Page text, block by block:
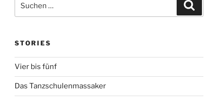
n
r
g
i
n
e
n
n
a
c
STORIES
Vier bis fünf
Das Tanzschulenmassaker